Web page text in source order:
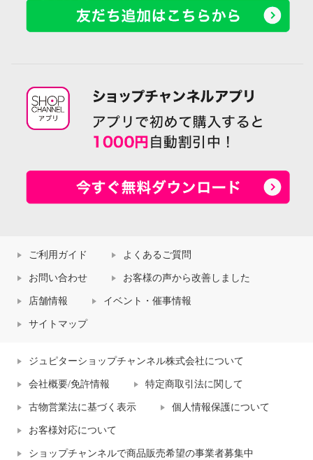
ご利用ガイド よくあるご質問
お問い合わせ お客様の声から改善しました
店舗情報 イベント・催事情報
サイトマップ
ジュピターショップチャンネル株式会社について
会社概要/免許情報 特定商取引法に関して
古物営業法に基づく表示 個人情報保護について
お客様対応について
ショップチャンネルで商品販売希望の事業者募集中